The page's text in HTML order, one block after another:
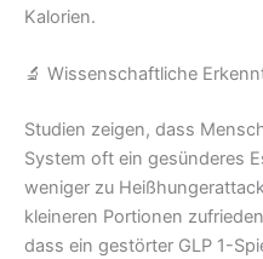
Kalorien.
🔬 Wissenschaftliche
Studien zeigen, dass
System oft ein gesünderes
weniger zu
kleineren Portionen
dass ein gestörter GLP 1-